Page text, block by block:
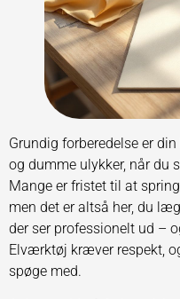
Grundig forberedelse er
og dumme ulykker, når du
Mange er fristet til at
men det er altså her, du
der ser professionelt ud –
Elværktøj kræver respekt,
spøge med.